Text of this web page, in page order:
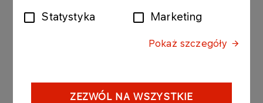
Statystyka Marketing
Pokaż szczegóły
ZEZWÓL NA WSZYSTKIE
Oferta Świąteczna 2023
Format
Inne aktualności